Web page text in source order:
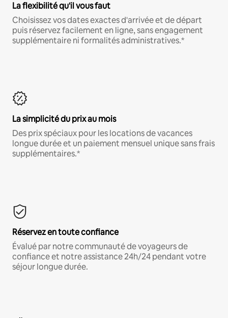
La flexibilité qu'il vous faut
Choisissez vos dates exactes d'arrivée et de départ
puis réservez facilement en ligne, sans engagement
supplémentaire ni formalités administratives.*
La simplicité du prix au mois
Des prix spéciaux pour les locations de vacances
longue durée et un paiement mensuel unique sans frais
supplémentaires.*
Réservez en toute confiance
Évalué par notre communauté de voyageurs de
confiance et notre assistance 24h/24 pendant votre
séjour longue durée.